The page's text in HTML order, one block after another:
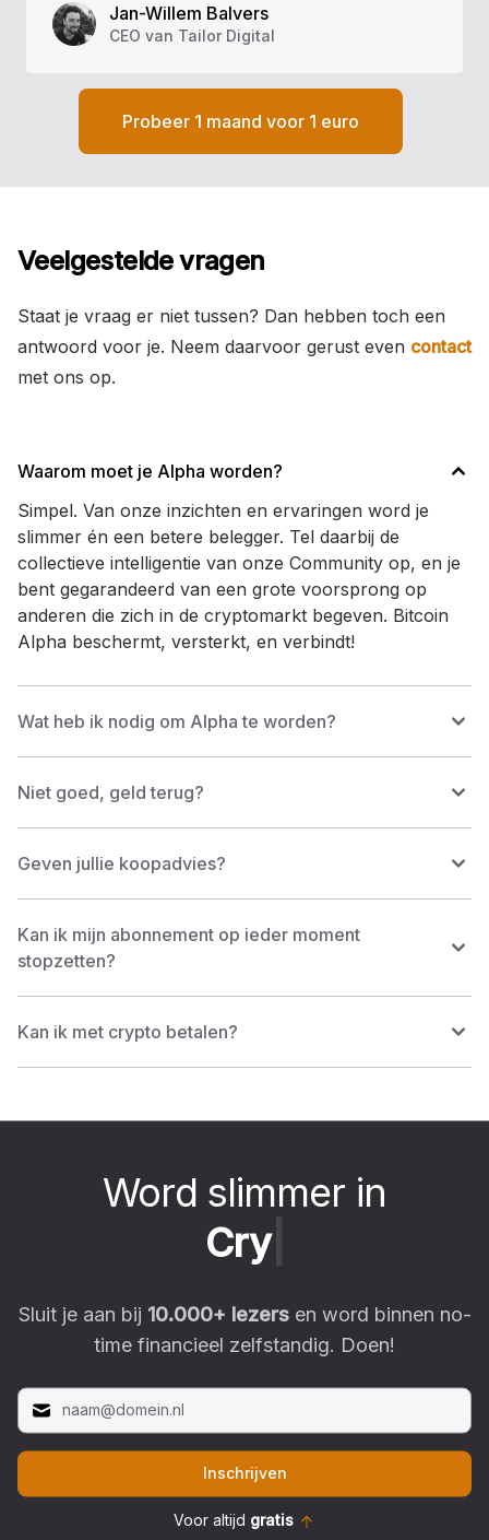
Jan-Willem Balvers
CEO van Tailor Digital
Probeer 1 maand voor 1 euro
Veelgestelde vragen
Staat je vraag er niet tussen? Dan hebben toch een
antwoord voor je. Neem daarvoor gerust even contact
met ons op.
Waarom moet je Alpha worden?
Simpel. Van onze inzichten en ervaringen word je
slimmer én een betere belegger. Tel daarbij de
collectieve intelligentie van onze Community op, en je
bent gegarandeerd van een grote voorsprong op
anderen die zich in de cryptomarkt begeven. Bitcoin
Alpha beschermt, versterkt, en verbindt!
Wat heb ik nodig om Alpha te worden?
Niet goed, geld terug?
Geven jullie koopadvies?
Kan ik mijn abonnement op ieder moment
stopzetten?
Kan ik met crypto betalen?
Word slimmer in
rypt
Sluit je aan bij 10.000+ lezersen word binnen no-
time financieel zelfstandig. Doen!
Inschrijven
Voor altijd gratis